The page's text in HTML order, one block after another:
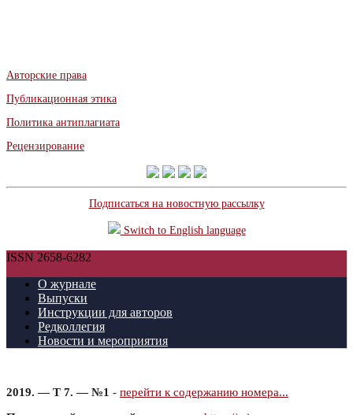
Авторские права
Публикационная этика
Политика антиплагиата
Рецензирование
Подписаться на новостную рассылку
Switch to English language
ISSN 2658-6282
О журнале
Выпуски
Инструкции для авторов
Редколлегия
Новости и мероприятия
2019. — Т 7. — №1 - перейти к содержанию номера...